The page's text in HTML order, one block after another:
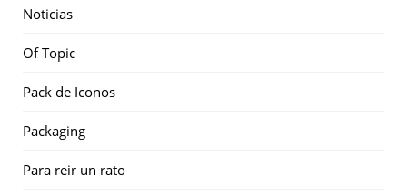
Noticias
Of Topic
Pack de Iconos
Packaging
Para reir un rato